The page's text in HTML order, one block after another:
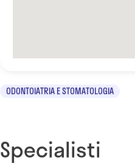
ODONTOIATRIA E STOMATOLOGIA
Specialisti